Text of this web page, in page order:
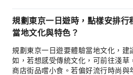
規劃東京一日遊時，點樣安排行
當地文化與特色？
規劃東京一日遊要體驗當地文化，建
如，若想感受傳統文化，可前往淺草
商店街品嚐小食。若偏好流行時尚與